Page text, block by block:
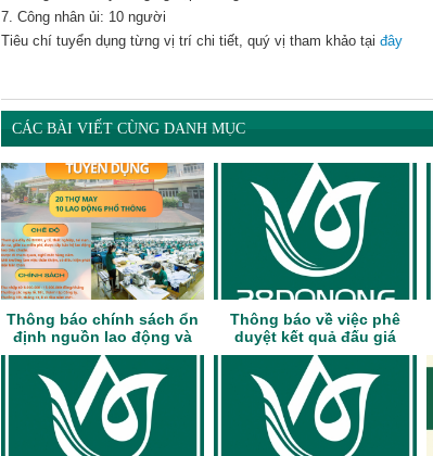
7. Công nhân ủi: 10 người
Tiêu chí tuyển dụng từng vị trí chi tiết, quý vị tham khảo tại đây
CÁC BÀI VIẾT CÙNG DANH MỤC
Thông báo chính sách ổn
định nguồn lao động và
tuyển dụng năm 2026
Thông báo về việc phê
duyệt kết quả đấu giá
thanh lý tài sản MMTB